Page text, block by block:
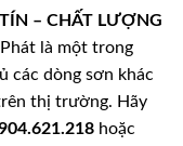
– CHẤT LƯỢNG
là một trong
các dòng sơn khác
thị trường. Hãy
hoặc